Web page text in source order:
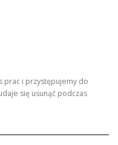
prac i przystępujemy do
się usunąć podczas